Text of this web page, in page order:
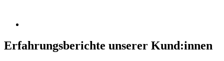
Erfahrungsberichte unserer Kund:innen